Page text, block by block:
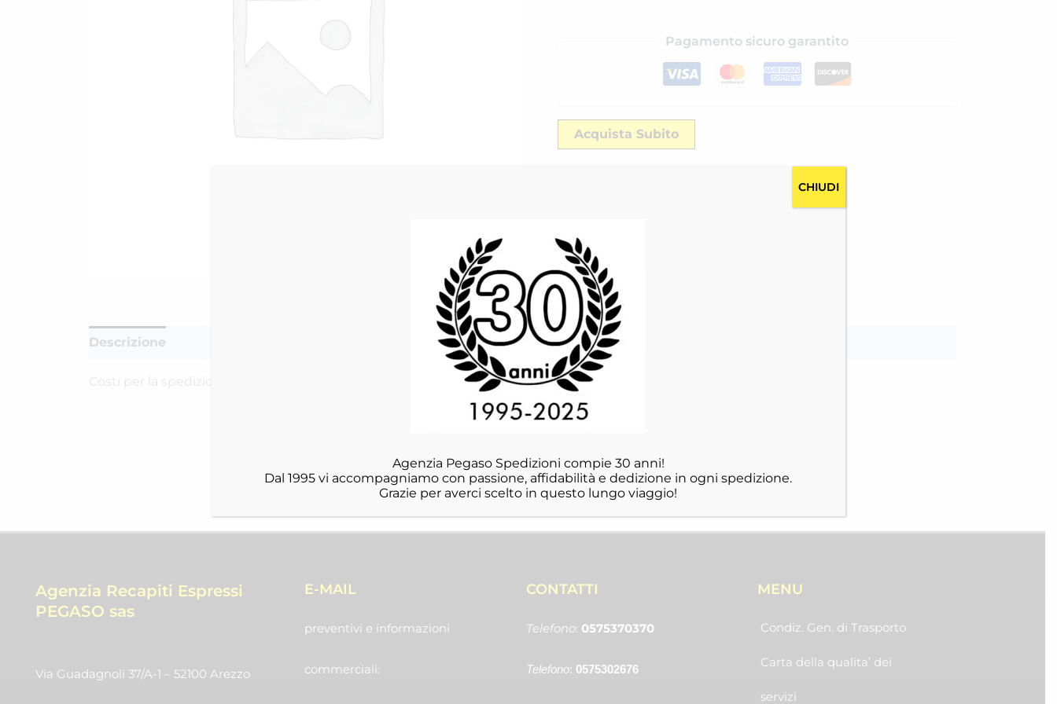
Pagamento sicuro garantito
Acquista Subito
Descrizione
Costi per la spedizione RICH-2516F4UGJ
Agenzia Recapiti Espressi
PEGASO sas
Via Guadagnoli 37/A-1 – 52100 Arezzo
E-MAIL
preventivi e informazioni
commerciali:
CONTATTI
Telefono: 0575370370
Telefono: 0575302676
MENU
Condiz. Gen. di Trasporto
Carta della qualita’ dei
servizi
Agenzia Pegaso Spedizioni compie 30 anni!
Dal 1995 vi accompagniamo con passione, affidabilità e dedizione in ogni spedizione.
Grazie per averci scelto in questo lungo viaggio!
CHIUDI